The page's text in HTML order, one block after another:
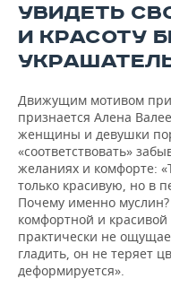
ОТКРЫТАЯ ЛЕКЦИЯ
БАСКЕТБОЛ
КИБЕРСПОРТ
ФИГУРНОЕ КАТАНИЕ
ВОДНЫЕ ВИДЫ
ХОККЕЙ С МЯЧОМ
ИНФРАСТРУКТУРА
КУЛЬТУРА
МЕДИЦИНА
ОБРАЗОВАНИЕ
ПРОИСШЕСТВИЯ
СПРАВОЧНИК
СПИСОК КОМПАНИЙ
УВИДЕТЬ
И КРАСОТУ
Движущим мотивом
признается Алена
женщины и девушки
«соответствовать»
желаниях и комфорте:
только красивую, но в
Почему именно
комфортной и красивой
практически не
гладить, он не теряет
деформируется».